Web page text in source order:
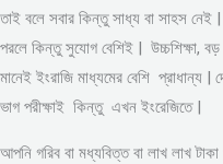
তাই বলে সবার কিন্তু সাধ্য বা সাহস নেই |
পরলে কিন্তু সুযোগ বেশিই | উচ্চশিক্ষা, বড়
মানেই ইংরাজি মাধ্যমের বেশি প্রাধান্য |
ভাগ পরীক্ষাই কিন্তু এখন ইংরেজিতে |
আপনি গরিব বা মধ্যবিত্ত বা লাখ লাখ